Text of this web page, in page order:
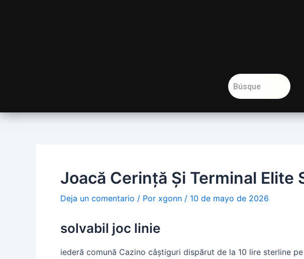
Joacă Cerință Și Terminal
Deja un comentario / Por xgonn / 10 de mayo de 2026
solvabil joc linie
iederă comună Cazino câștiguri dispărut de la 10 lire sterline